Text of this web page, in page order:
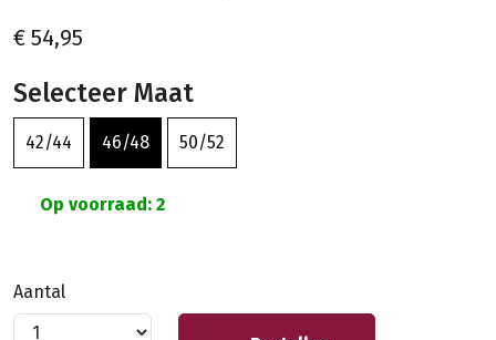
€ 54,95
Selecteer Maat
42/44 46/48 50/52
Op voorraad: 2
Aantal